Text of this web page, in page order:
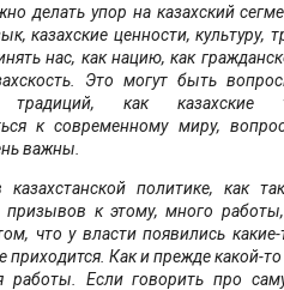
делать упор на казахский
казахские ценности, культуру,
нас, как нацию, как
Это могут быть
традиций, как казахские
к современному миру,
важны.
политике, как
к этому, много
что у власти появились
приходится. Как и прежде какой-
работы. Если говорить про